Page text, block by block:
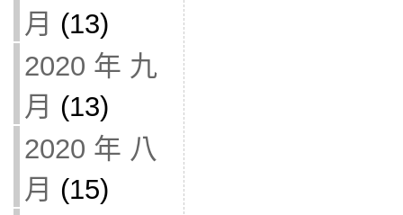
月 (13)
2020 年 九
月 (13)
2020 年 八
月 (15)